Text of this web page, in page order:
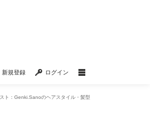
新規登録 ログイン
ト：Genki.Sanoのヘアスタイル・髪型